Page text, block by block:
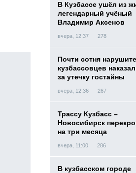
В Кузбассе ушёл из
легендарный учёный
Владимир Аксенов
вчера, 12:37 278
Почти сотня
кузбассовцев
за утечку гостайны
вчера, 12:36 267
Трассу Кузбасс –
Новосибирск
на три месяца
вчера, 11:00 286
В кузбасском городе